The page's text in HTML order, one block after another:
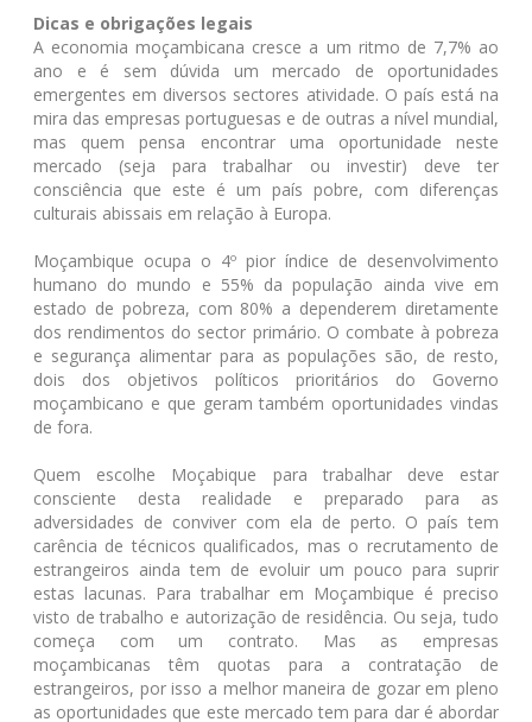
Dicas e obrigações legais
A economia moçambicana cresce a um ritmo de 7,7% ao
ano e é sem dúvida um mercado de oportunidades
emergentes em diversos sectores atividade. O país está na
mira das empresas portuguesas e de outras a nível mundial,
mas quem pensa encontrar uma oportunidade neste
mercado (seja para trabalhar ou investir) deve ter
consciência que este é um país pobre, com diferenças
culturais abissais em relação à Europa.
Moçambique ocupa o 4º pior índice de desenvolvimento
humano do mundo e 55% da população ainda vive em
estado de pobreza, com 80% a dependerem diretamente
dos rendimentos do sector primário. O combate à pobreza
e segurança alimentar para as populações são, de resto,
dois dos objetivos políticos prioritários do Governo
moçambicano e que geram também oportunidades vindas
de fora.
Quem escolhe Moçabique para trabalhar deve estar
consciente desta realidade e preparado para as
adversidades de conviver com ela de perto. O país tem
carência de técnicos qualificados, mas o recrutamento de
estrangeiros ainda tem de evoluir um pouco para suprir
estas lacunas. Para trabalhar em Moçambique é preciso
visto de trabalho e autorização de residência. Ou seja, tudo
começa com um contrato. Mas as empresas
moçambicanas têm quotas para a contratação de
estrangeiros, por isso a melhor maneira de gozar em pleno
as oportunidades que este mercado tem para dar é abordar